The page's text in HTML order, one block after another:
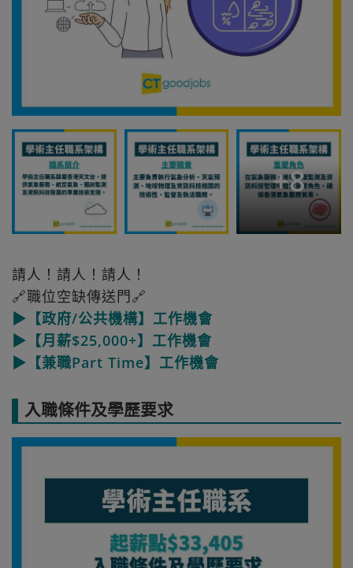
+8
請人！請人！請人！
🔗職位空缺傳送門🔗
▶【政府/公共機構】工作機會
▶【月薪$25,000+】工作機會
▶【兼職Part Time】工作機會
入職條件及學歷要求